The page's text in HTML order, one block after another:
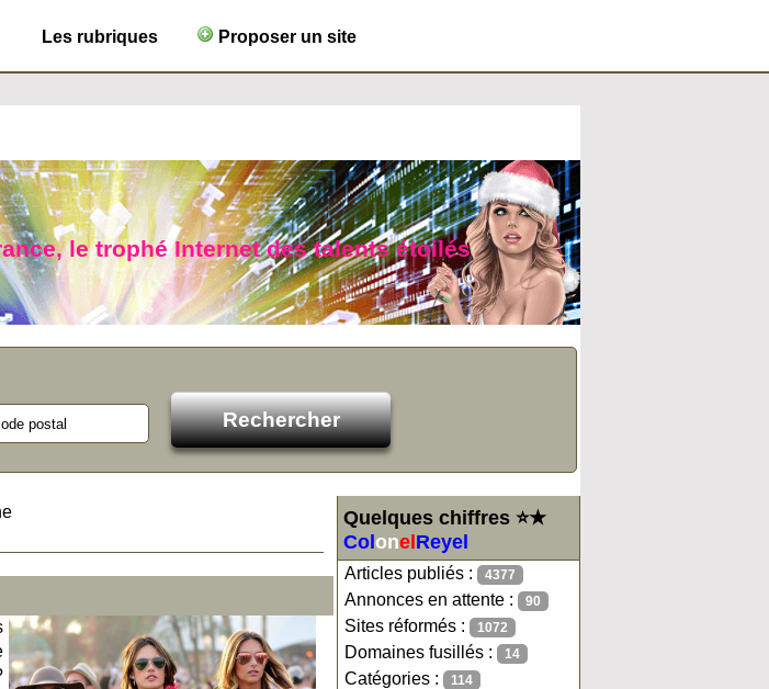
Les rubriques Proposer un site
le trophé Internet des talents étoilés
Quelques chiffres ⭐★
Col onel Reyel
Articles publiés : 4377
Annonces en attente : 90
Sites réformés : 1072
Domaines fusillés : 14
Catégories : 114